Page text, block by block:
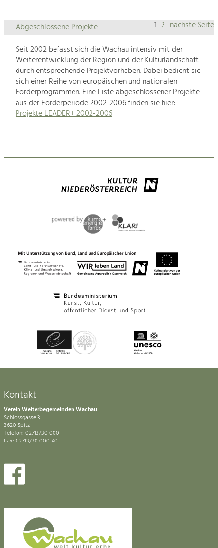
1 2 nächste Seite
Abgeschlossene Projekte
Seit 2002 befasst sich die Wachau intensiv mit der
Weiterentwicklung der Region und der Kulturlandschaft
durch entsprechende Projektvorhaben. Dabei bedient sie
sich einer Reihe von europäischen und nationalen
Förderprogrammen. Eine Liste abgeschlossener Projekte
aus der Förderperiode 2002-2006 finden sie hier:
Projekte LEADER+ 2002-2006
Kontakt
Verein Welterbegemeinden Wachau
Schlossgasse 3
3620 Spitz
Telefon: 02713/30 000
Fax: 02713/30 000-40